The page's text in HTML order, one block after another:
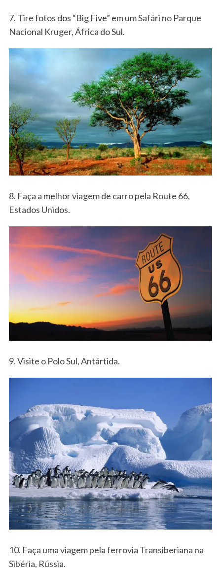
7. Tire fotos dos “Big Five” em um Safári no Parque
Nacional Kruger, África do Sul.
8. Faça a melhor viagem de carro pela Route 66,
Estados Unidos.
9. Visite o Polo Sul, Antártida.
10. Faça uma viagem pela ferrovia Transiberiana na
Sibéria, Rússia.